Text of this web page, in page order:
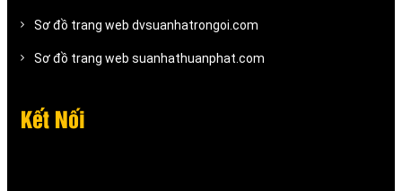
Sơ đồ trang web dvsuanhatrongoi.com
Sơ đồ trang web suanhathuanphat.com
Kết Nối